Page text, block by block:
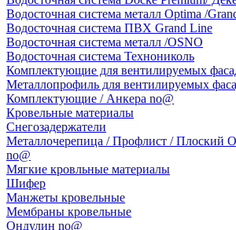
Водосточная система металл Optima /
Водосточная система ПВХ Grand Line
Водосточная система металл /OSNO
Водосточная система Технониколь
Комплектующие для вентилируемых
Металлопрофиль для вентилируемых
Комплектующие / Анкера no@
Кровельные материалы
Снегозадержатели
Металлочерепица / Профлист / Плоский
no@
Мягкие кровльные материалы
Шифер
Манжеты кровельные
Мембраны кровельные
Ондулин no@